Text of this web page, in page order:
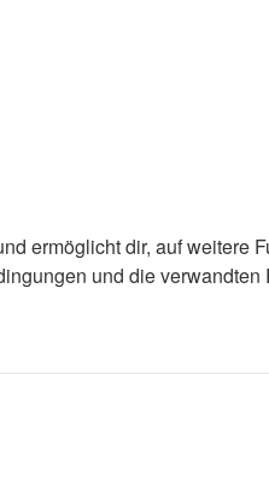
ermöglicht dir, auf weitere
und die